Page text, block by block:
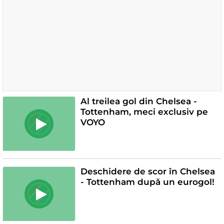
Al treilea gol din Chelsea -
Tottenham, meci exclusiv pe
VOYO
Deschidere de scor în Chelsea
- Tottenham după un eurogol!